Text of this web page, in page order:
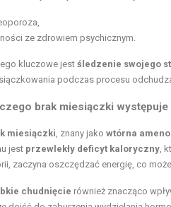
ze zdrowiem psychicznym.
kluczowe jest śledzenie swojego
podczas procesu
brak miesiączki występuje
miesiączki , znany jako wtórna
jest przewlekły deficyt kaloryczny ,
zaczyna oszczędzać energię, co
chudnięcie również znacząco